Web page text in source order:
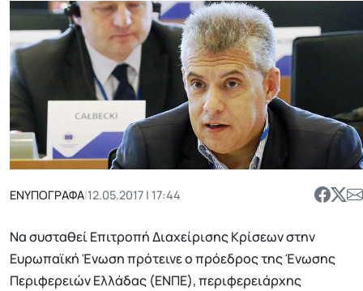
ΕΝΥΠΟΓΡΑΦΑ|12.05.2017 | 17:44
Να συσταθεί Επιτροπή Διαχείρισης Κρίσεων στην
Ευρωπαϊκή Ένωση πρότεινε ο πρόεδρος της Ένωσης
Περιφερειών Ελλάδας (ΕΝΠΕ), περιφερειάρχης